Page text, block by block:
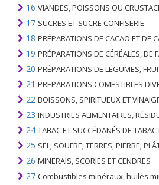
16 VIANDES, POISSONS OU CRUSTACÉS, MOLLUSQUES OU AUTRES
17 SUCRES ET SUCRE CONFISERIE
18 PRÉPARATIONS DE CACAO ET DE
19 PRÉPARATIONS DE CÉRÉALES, DE FARINES, D'AMIDONS
20 PRÉPARATIONS DE LÉGUMES, FRUITS, NOIX
21 PREPARATIONS COMESTIBLES
22 BOISSONS, SPIRITUEUX ET
23 INDUSTRIES ALIMENTAIRES, RÉSIDUS ET DÉCHETS DE
24 TABAC ET SUCCÉDANÉS DE TABAC
25 SEL; SOUFRE; TERRES, PIERRE;
26 MINERAIS, SCORIES ET CENDRES
27 Combustibles minéraux, huiles minérales et produits de leur distillation;